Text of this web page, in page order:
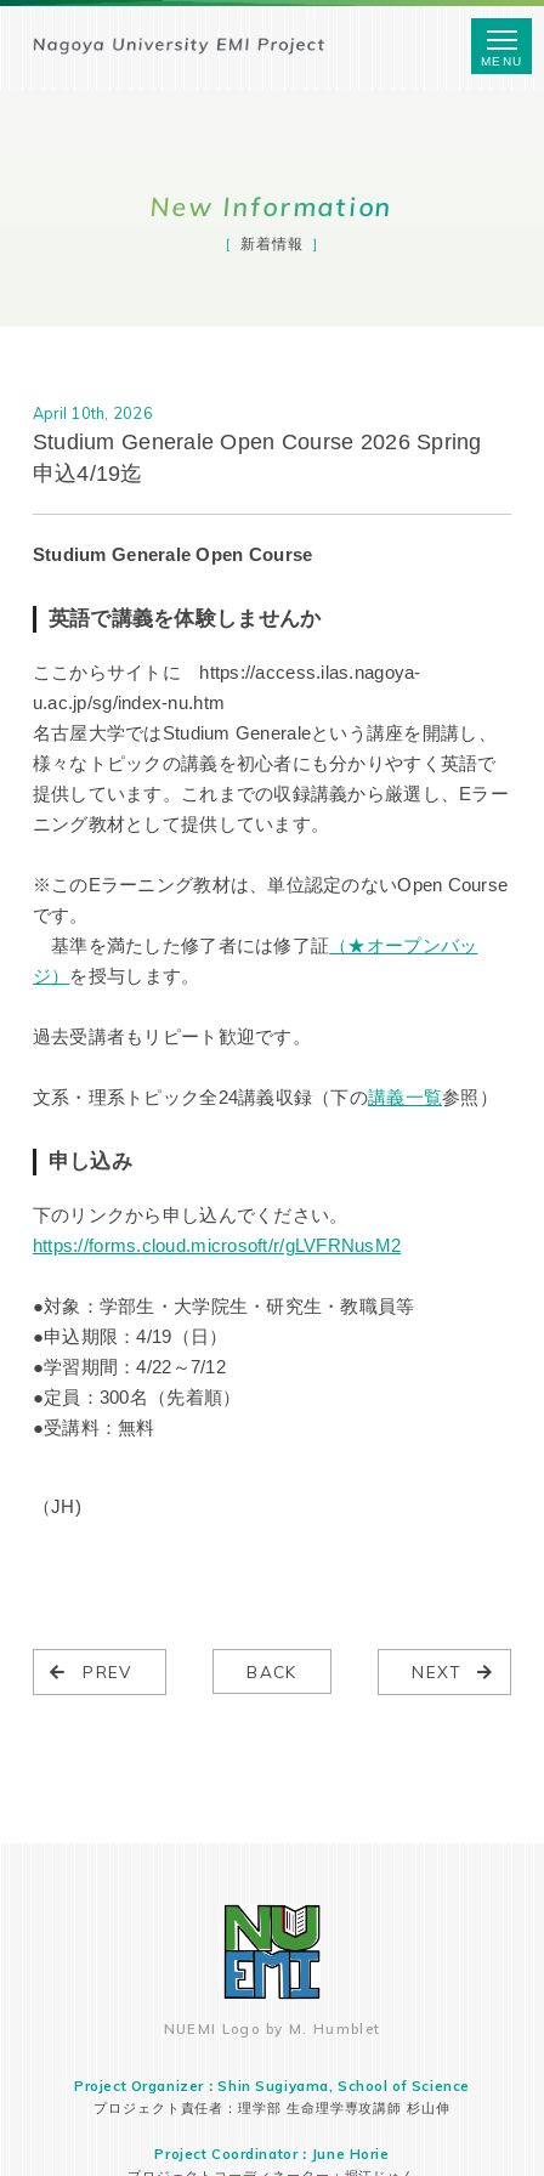
New Information
新着情報
April 10th, 2026
Studium Generale Open Course 2026 Spring
申込4/19迄
Studium Generale Open Course
英語で講義を体験しませんか
ここからサイトに https://access.ilas.nagoya-
u.ac.jp/sg/index-nu.htm
名古屋大学ではStudium Generaleという講座を開講し、
様々なトピックの講義を初心者にも分かりやすく英語で
提供しています。これまでの収録講義から厳選し、Eラー
ニング教材として提供しています。
※このEラーニング教材は、単位認定のないOpen Course
です。
基準を満たした修了者には修了証 （★オープンバッ
ジ） を授与します。
過去受講者もリピート歓迎です。
文系・理系トピック全24講義収録（下の講義一覧参照）
申し込み
下のリンクから申し込んでください。
https://forms.cloud.microsoft/r/gLVFRNusM2
●対象：学部生・大学院生・研究生・教職員等
●申込期限：4/19（日）
●学習期間：4/22～7/12
●定員：300名（先着順）
●受講料：無料
（JH)
NEXT
BACK
PREV
NUEMI Logo by M. Humblet
Project Organizer：Shin Sugiyama, School of Science
プロジェクト責任者：理学部 生命理学専攻講師 杉山伸
Project Coordinator：June Horie
MENU